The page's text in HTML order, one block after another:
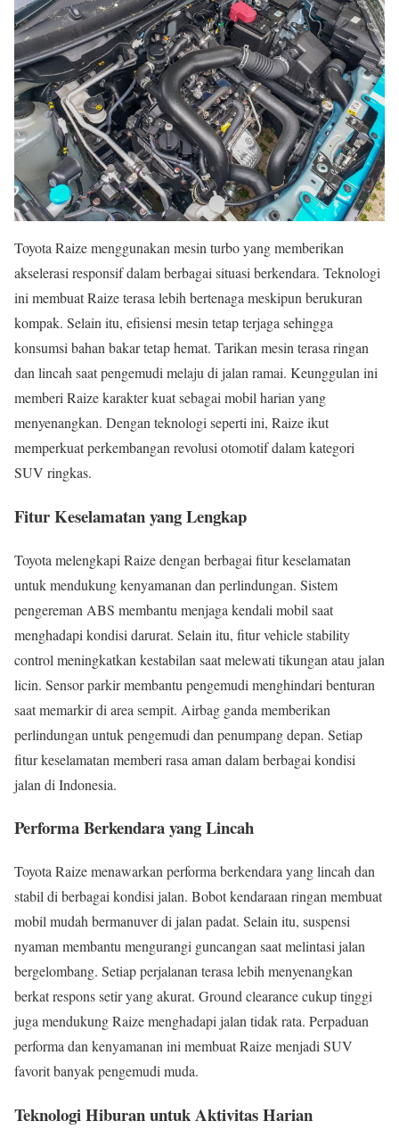
Toyota Raize menggunakan mesin turbo yang memberikan
akselerasi responsif dalam berbagai situasi berkendara. Teknologi
ini membuat Raize terasa lebih bertenaga meskipun berukuran
kompak. Selain itu, efisiensi mesin tetap terjaga sehingga
konsumsi bahan bakar tetap hemat. Tarikan mesin terasa ringan
dan lincah saat pengemudi melaju di jalan ramai. Keunggulan ini
memberi Raize karakter kuat sebagai mobil harian yang
menyenangkan. Dengan teknologi seperti ini, Raize ikut
memperkuat perkembangan revolusi otomotif dalam kategori
SUV ringkas.
Fitur Keselamatan yang Lengkap
Toyota melengkapi Raize dengan berbagai fitur keselamatan
untuk mendukung kenyamanan dan perlindungan. Sistem
pengereman ABS membantu menjaga kendali mobil saat
menghadapi kondisi darurat. Selain itu, fitur vehicle stability
control meningkatkan kestabilan saat melewati tikungan atau jalan
licin. Sensor parkir membantu pengemudi menghindari benturan
saat memarkir di area sempit. Airbag ganda memberikan
perlindungan untuk pengemudi dan penumpang depan. Setiap
fitur keselamatan memberi rasa aman dalam berbagai kondisi
jalan di Indonesia.
Performa Berkendara yang Lincah
Toyota Raize menawarkan performa berkendara yang lincah dan
stabil di berbagai kondisi jalan. Bobot kendaraan ringan membuat
mobil mudah bermanuver di jalan padat. Selain itu, suspensi
nyaman membantu mengurangi guncangan saat melintasi jalan
bergelombang. Setiap perjalanan terasa lebih menyenangkan
berkat respons setir yang akurat. Ground clearance cukup tinggi
juga mendukung Raize menghadapi jalan tidak rata. Perpaduan
performa dan kenyamanan ini membuat Raize menjadi SUV
favorit banyak pengemudi muda.
Teknologi Hiburan untuk Aktivitas Harian